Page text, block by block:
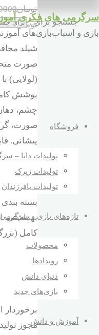
جستجو برای :
سرگرمی های فکری
بازی و اسباب‌بازی‌های
فروشگاه
تولیدات دانا –
تولیدات زیرک
تولیدات بافرزندان
تازه‌های بازی و سرگرمی
محصولات
رویدادها
دنیای دانش
بازی‌های جدید
آموزش و دانش
تومان
تومان
شیلد
صورت
(لولایی) با
پوشش
چشم،
صورت،
پیشانی.
استفاده به
عنوان هدیه
تبلیغاتی.
بسته بندی
بهداشتی.
کامل
استفاده از
بهترین
شیوه
صنعتی.
برخوردار
مجوز